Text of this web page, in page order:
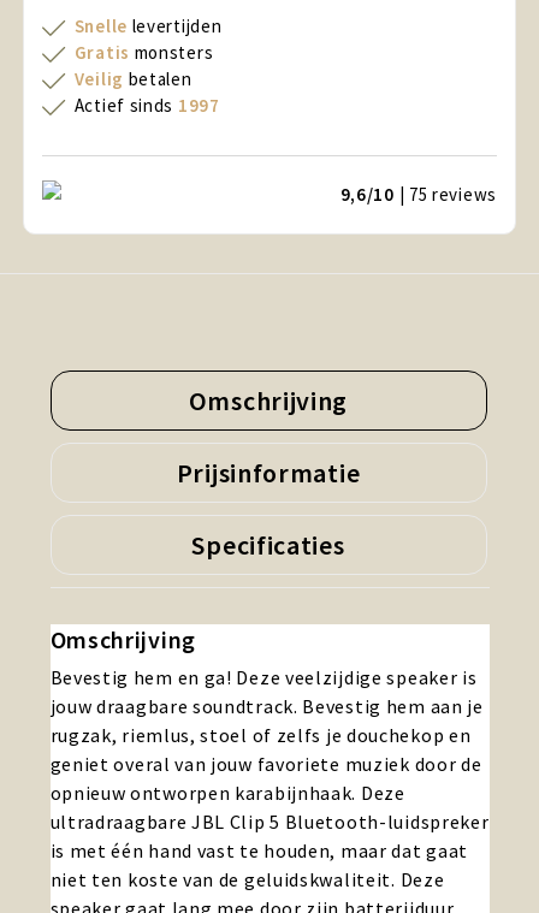
Snelle levertijden
Gratis monsters
Veilig betalen
Actief sinds 1997
9,6/10 | 75reviews
Omschrijving
Prijsinformatie
Specificaties
Omschrijving
Bevestig hem en ga! Deze veelzijdige speaker is
jouw draagbare soundtrack. Bevestig hem aan je
rugzak, riemlus, stoel of zelfs je douchekop en
geniet overal van jouw favoriete muziek door de
opnieuw ontworpen karabijnhaak. Deze
ultradraagbare JBL Clip 5 Bluetooth-luidspreker
is met één hand vast te houden, maar dat gaat
niet ten koste van de geluidskwaliteit. Deze